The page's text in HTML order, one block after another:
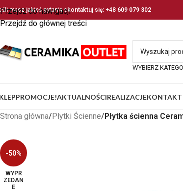
Przejdź do nawigacji
Przejdź do głównej treści
masz jakieś pytania skontaktuj się: +48 609 079 302
WYBIERZ
PROMOCJE!AKTUALNOŚCIREALIZACJEKONTAKT
Strona główna/Płytki Ścienne/Płytka ścienna
-50%
WYPR
ZEDAN
E